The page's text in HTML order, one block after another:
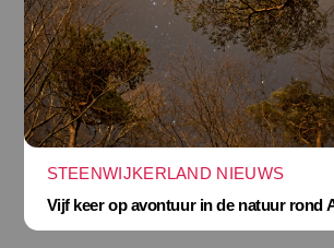
STEENWIJKERLAND NIEUWS
Vijf keer op avontuur in de natuur rond